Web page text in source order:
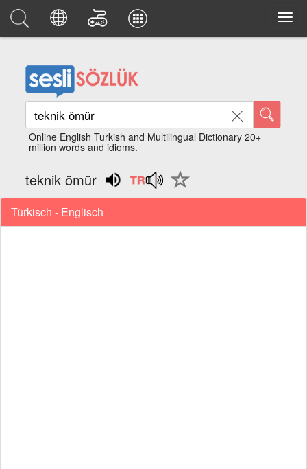
Online English Turkish and Multilingual Dictionary 20+
million words and idioms.
teknik ömür
Türkisch - Englisch